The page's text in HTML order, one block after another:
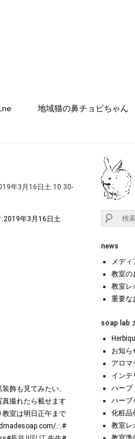
地域猫の鼻チョビちゃん
年3月16日土 10:30-
飾も見てみたい、
真撮れたら載せます
室は明日正午まで
∴#
news
メディ
教室の
教室レ
重要な
soap lab
お知ら
アロマ
インテ
ハーブ
ハーブ
化粧品
教室レ